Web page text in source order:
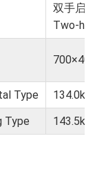
双手启
Two-
Type
134.0kg
Type
143.5kg